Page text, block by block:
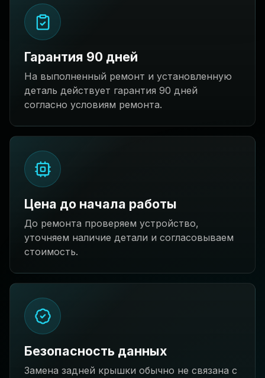
Гарантия 90 дней
На выполненный ремонт и установленную
деталь действует гарантия 90 дней
согласно условиям ремонта.
Цена до начала работы
До ремонта проверяем устройство,
уточняем наличие детали и согласовываем
стоимость.
Безопасность данных
Замена задней крышки обычно не связана с